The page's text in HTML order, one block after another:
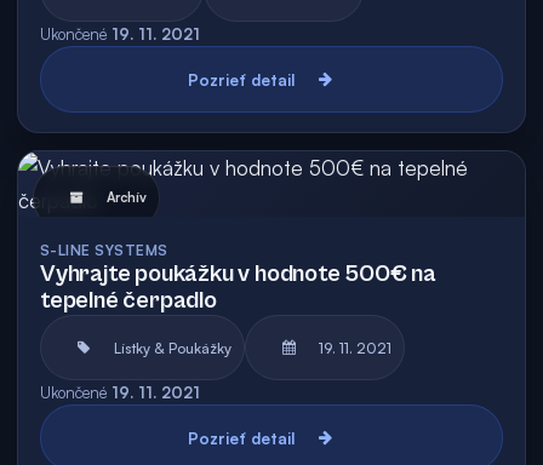
Ukončené 19. 11. 2021
Pozrieť detail
Archív
S-LINE SYSTEMS
Vyhrajte poukážku v hodnote 500€ na
tepelné čerpadlo
Lístky & Poukážky 19. 11. 2021
Ukončené 19. 11. 2021
Pozrieť detail